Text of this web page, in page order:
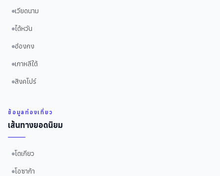
เวียดนาม
ไต้หวัน
ฮ่องกง
เกาหลีใต้
สิงคโปร์
ข้อมูลท่องเที่ยว
เส้นทางยอดนิยม
โตเกียว
โอซาก้า